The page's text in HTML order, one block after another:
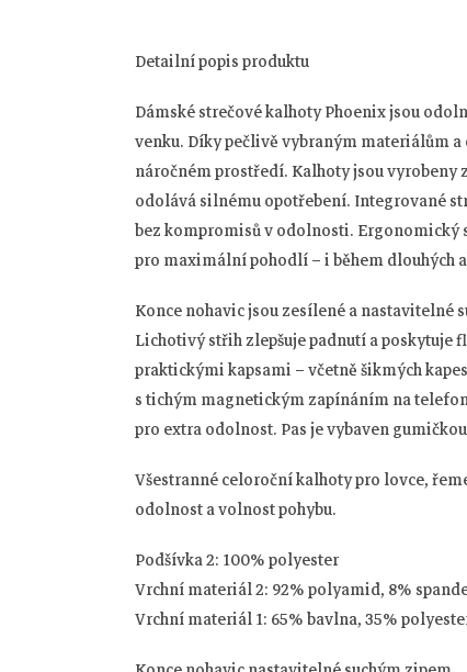
Detailní popis produktu
Dámské strečové kalhoty Phoenix jsou
venku. Díky pečlivě vybraným materiálům
náročném prostředí. Kalhoty jsou vyrobeny
odolává silnému opotřebení. Integrované
bez kompromisů v odolnosti. Ergonomický
pro maximální pohodlí – i během dlouhých
Konce nohavic jsou zesílené a nastavitelné
Lichotivý střih zlepšuje padnutí a
praktickými kapsami – včetně šikmých
s tichým magnetickým zapínáním na
pro extra odolnost. Pas je vybaven
Všestranné celoroční kalhoty pro lovce,
odolnost a volnost pohybu.
Podšívka 2: 100% polyester
Vrchní materiál 2: 92% polyamid, 8%
Vrchní materiál 1: 65% bavlna, 35%